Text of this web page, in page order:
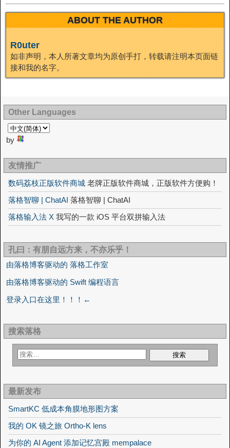
ABOUT THE AUTHOR
R0uter
如非声明，本人所著文章均为原创手打，转载请注明本页面链
接和我的名字。
Other Languages
by
友情推广
数码荔枝正版软件商城 老牌正版软件商城，正版软件方便购！
落格智聊 | ChatAI 落格智聊 | ChatAI
落格输入法 X 我写的一款 iOS 平台双拼输入法
孔曰：有朋自远方来，不亦乐乎！
由落格博客驱动的 落格工作室
由落格博客驱动的 Swift 编程语言
登录入口在这里！！！←
搜索落格
最新发布
SmartKC 低成本角膜地形图方案
我的 OK 镜之旅 Ortho-K lens
为你的 AI Agent 添加记忆宫殿 mempalace